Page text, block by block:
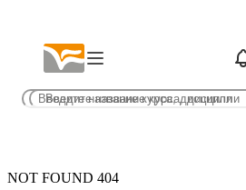
NOT FOUND 404